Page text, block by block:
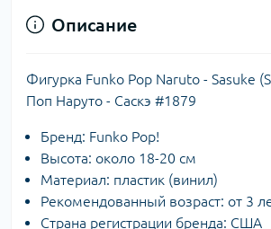
Описание
Фигурка Funko Pop Naruto - Sasuke
Поп Наруто - Саскэ #1879
Бренд: Funko Pop!
Высота: около 18-20 см
Материал: пластик (винил)
Рекомендованный возраст: от 3
Страна регистрации бренда: США